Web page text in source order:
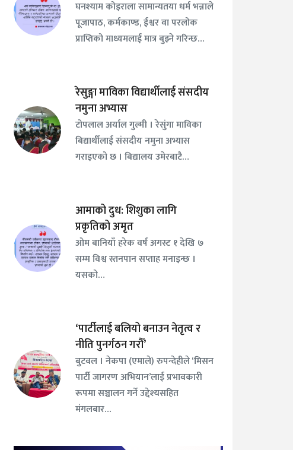
घनश्याम कोइराला सामान्यतया धर्म भन्नाले
पूजापाठ, कर्मकाण्ड, ईश्वर वा परलोक
प्राप्तिको माध्यमलाई मात्र बुझ्ने गरिन्छ…
रेसुङ्गा माविका विद्यार्थीलाई संसदीय
नमुना अभ्यास
टोपलाल अर्याल गुल्मी । रेसुंगा माविका
बिद्यार्थीलाई संसदीय नमुना अभ्यास
गराइएको छ । बिद्यालय उमेरबाटै…
आमाको दुध: शिशुका लागि
प्रकृतिको अमृत
ओम बानियाँ हरेक वर्ष अगस्ट १ देखि ७
सम्म विश्व स्तनपान सप्ताह मनाइन्छ ।
यसको…
‘पार्टीलाई बलियो बनाउन नेतृत्व र
नीति पुनर्गठन गरौँ’
बुटवल । नेकपा (एमाले) रुपन्देहीले ‘मिसन
पार्टी जागरण अभियान’लाई प्रभावकारी
रूपमा सञ्चालन गर्ने उद्देश्यसहित
मंगलबार…